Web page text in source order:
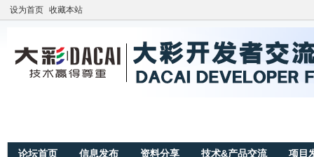
设为首页 收藏本站
论坛首页 信息发布 资料分享 技术&产品交流 项目